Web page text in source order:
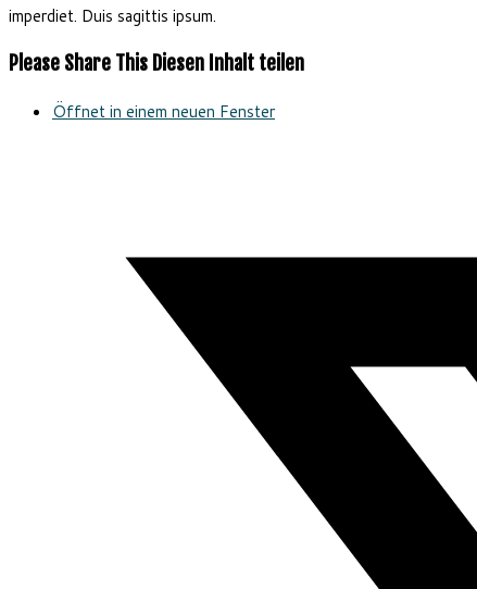
imperdiet. Duis sagittis ipsum.
Please Share This Diesen Inhalt teilen
Öffnet in einem neuen Fenster